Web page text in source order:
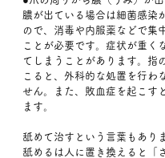
膿が出ている場合は細菌感染
ので、消毒や内服薬などで集
ことが必要です。症状が重く
てしまうことがあります。指
こると、外科的な処置を行わ
せん。また、敗血症を起こす
ます。
舐めて治すという言葉もあり
舐めるは人に置き換えると「